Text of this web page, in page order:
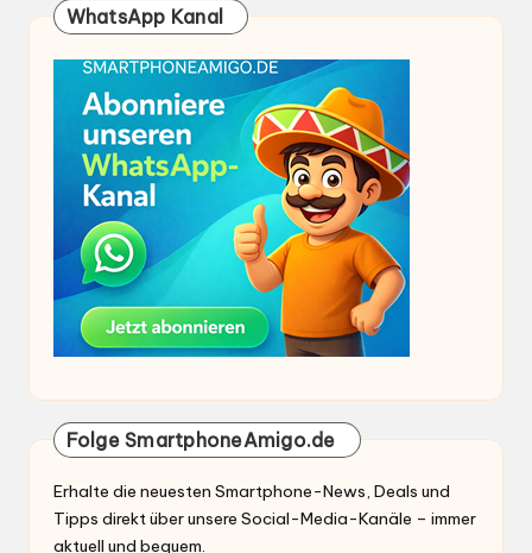
WhatsApp Kanal
Folge SmartphoneAmigo.de
Erhalte die neuesten Smartphone-News, Deals und
Tipps direkt über unsere Social-Media-Kanäle – immer
aktuell und bequem.